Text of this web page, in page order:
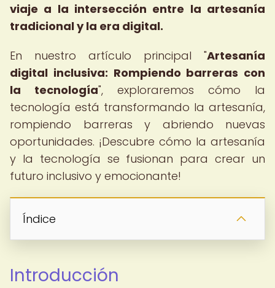
viaje a la intersección entre la artesanía
tradicional y la era digital.
En nuestro artículo principal "Artesanía
digital inclusiva: Rompiendo barreras con
la tecnología", exploraremos cómo la
tecnología está transformando la artesanía,
rompiendo barreras y abriendo nuevas
oportunidades. ¡Descubre cómo la artesanía
y la tecnología se fusionan para crear un
futuro inclusivo y emocionante!
Índice
Introducción